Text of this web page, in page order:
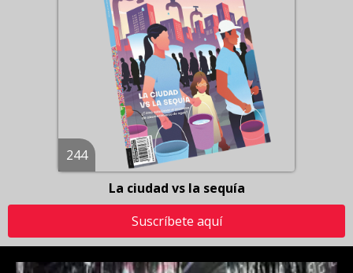
244
La ciudad vs la sequía
Suscríbete aquí